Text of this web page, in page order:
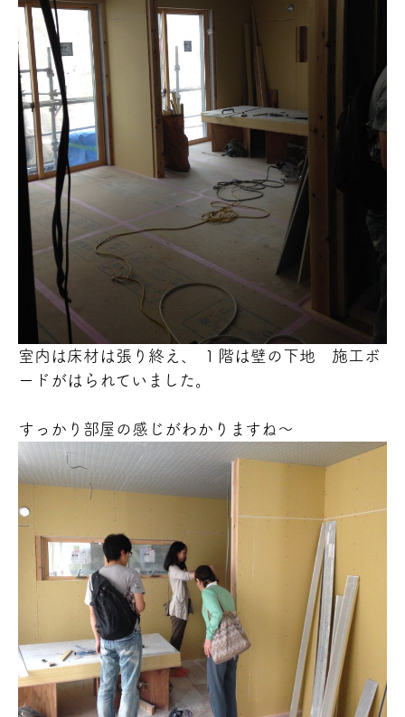
室内は床材は張り終え、 １階は壁の下地 施工ボ
ードがはられていました。
すっかり部屋の感じがわかりますね～